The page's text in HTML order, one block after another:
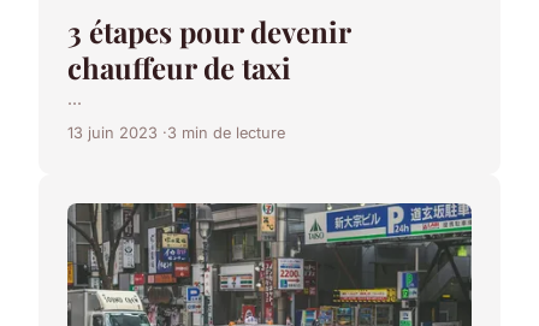
3 étapes pour devenir
chauffeur de taxi
...
13 juin 2023 3 min de lecture